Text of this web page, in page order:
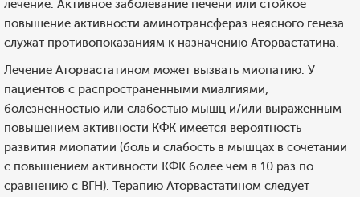
лечение. Активное заболевание печени или стойкое
повышение активности аминотрансфераз неясного генеза
служат противопоказаниям к назначению Аторвастатина.
Лечение Аторвастатином может вызвать миопатию. У
пациентов с распространенными миалгиями,
болезненностью или слабостью мышц и/или выраженным
повышением активности КФК имеется вероятность
развития миопатии (боль и слабость в мышцах в сочетании
с повышением активности КФК более чем в 10 раз по
сравнению с ВГН). Терапию Аторвастатином следует